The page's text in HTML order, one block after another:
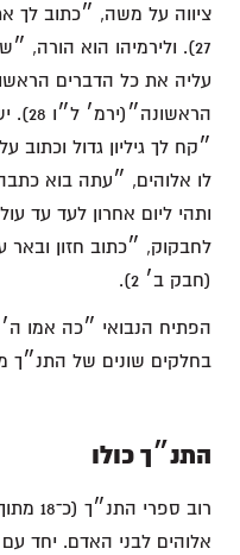
ציווה על משה, ״כתוב
27). ולירמיהו הוא הורה,
עליה את כל הדברים
לו אלוהים, ״עתה בוא
לחבקוק, ״כתוב חזון ובאר
(חבק ב׳ 2).
הפתיח הנבואי ״כה אמו
בחלקים שונים של התנ״ך
התנ״ך כולו
אלוהים לבני האדם. יחד